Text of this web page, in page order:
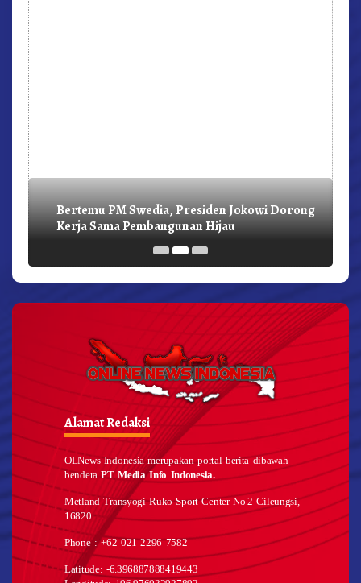
Bertemu PM Swedia, Presiden Jokowi Dorong
Kerja Sama Pembangunan Hijau
Alamat Redaksi
OLNews Indonesia merupakan portal berita dibawah
benderaPT Media Info Indonesia.
Metland Transyogi Ruko Sport Center No.2 Cileungsi,
16820
Phone : +62 021 2296 7582
Latitude: -6.396887888419443